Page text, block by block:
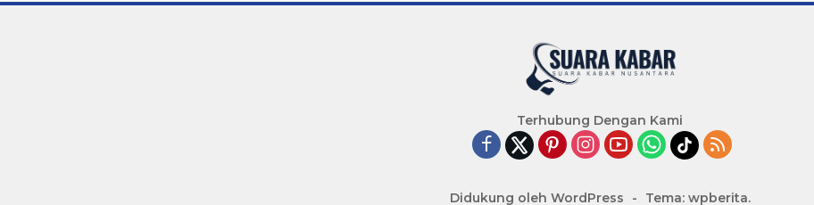
Terhubung Dengan Kami
Didukung oleh WordPress - Tema: wpberita.